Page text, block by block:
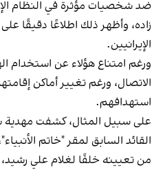
ضد شخصيات مؤثرة في النظام
‌زاده، وأظهر ذلك اطلاعًا دقيقًا
الإيرانيين.
ورغم امتناع هؤلاء عن استخدام
الاتصال، ورغم تغيير أماكن
استهدافهم.
على سبيل المثال، كشفت مهدية
القائد السابق لمقر "خاتم
من تعيينه خلفًا لغلام علي